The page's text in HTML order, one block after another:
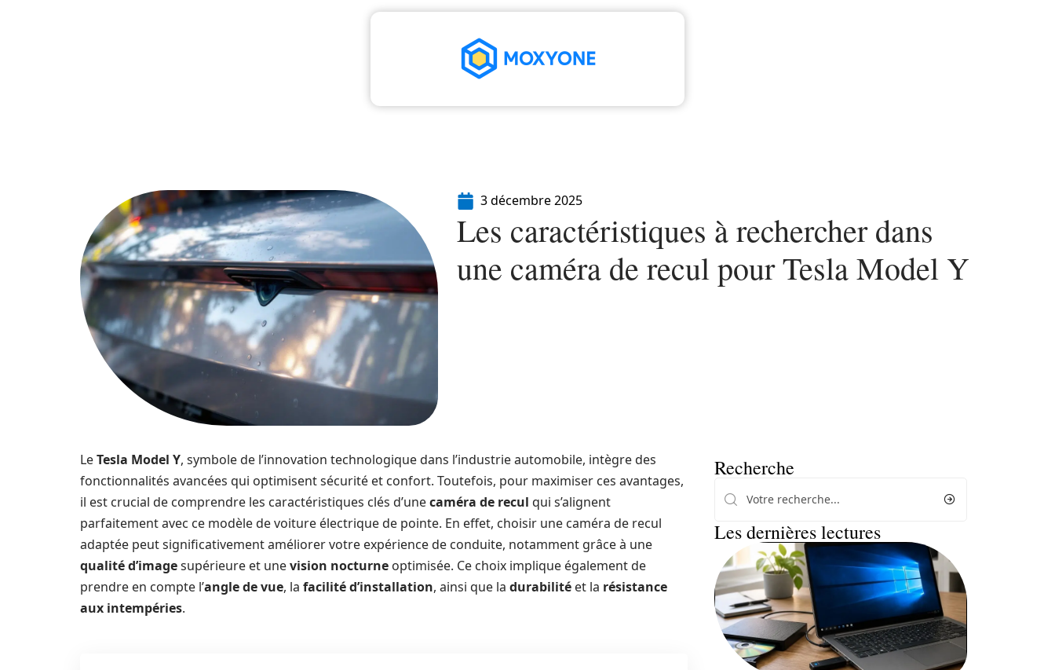
3 décembre 2025
Les caractéristiques à rechercher dans
une caméra de recul pour Tesla Model Y
LeTesla Model Y, symbole de l’innovation technologique dans l’industrie automobile, intègre des
fonctionnalités avancées qui optimisent sécurité et confort. Toutefois, pour maximiser ces avantages,
il est crucial de comprendre les caractéristiques clés d’unecaméra de recul qui s’alignent
parfaitement avec ce modèle de voiture électrique de pointe. En effet, choisir une caméra de recul
adaptée peut significativement améliorer votre expérience de conduite, notamment grâce à une
qualité d’imagesupérieure et unevision nocturne optimisée. Ce choix implique également de
prendre en compte l’angle de vue, la facilité d’installation, ainsi que la durabilité et la résistance
aux intempéries.
Recherche
Les dernières lectures